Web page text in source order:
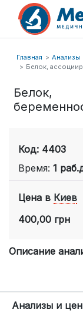
Главная
Анализы
Белок,
Белок,
Код: 4403
Время: 1
Цена в Киев
400,00 грн
Описание
Анализы и